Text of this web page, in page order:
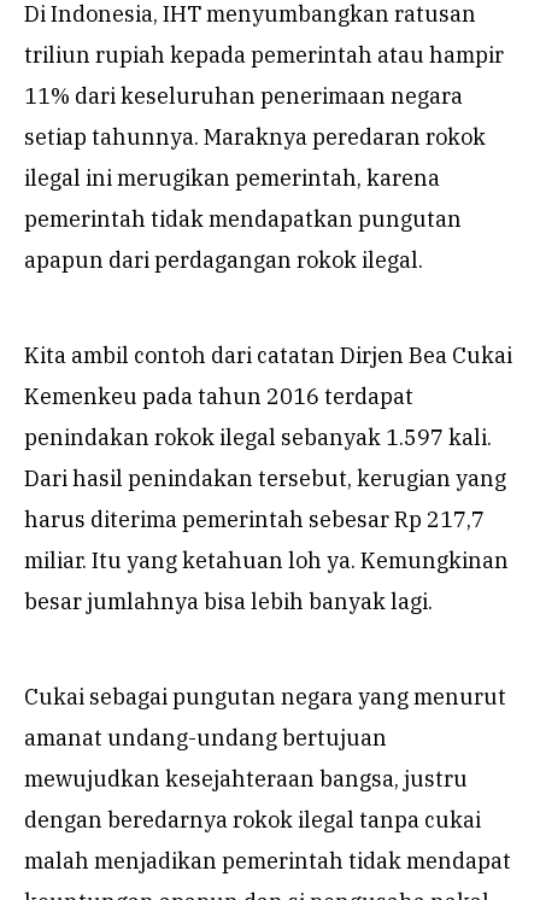
Di Indonesia, IHT menyumbangkan ratusan
triliun rupiah kepada pemerintah atau hampir
11% dari keseluruhan penerimaan negara
setiap tahunnya. Maraknya peredaran rokok
ilegal ini merugikan pemerintah, karena
pemerintah tidak mendapatkan pungutan
apapun dari perdagangan rokok ilegal.
Kita ambil contoh dari catatan Dirjen Bea Cukai
Kemenkeu pada tahun 2016 terdapat
penindakan rokok ilegal sebanyak 1.597 kali.
Dari hasil penindakan tersebut, kerugian yang
harus diterima pemerintah sebesar Rp 217,7
miliar. Itu yang ketahuan loh ya. Kemungkinan
besar jumlahnya bisa lebih banyak lagi.
Cukai sebagai pungutan negara yang menurut
amanat undang-undang bertujuan
mewujudkan kesejahteraan bangsa, justru
dengan beredarnya rokok ilegal tanpa cukai
malah menjadikan pemerintah tidak mendapat